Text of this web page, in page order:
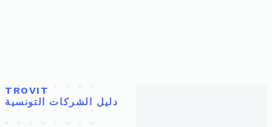
TROVIT
دليل الشركات التونسية